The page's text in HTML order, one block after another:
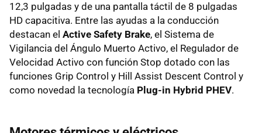
12,3 pulgadas y de una pantalla táctil de 8 pulgadas
HD capacitiva. Entre las ayudas a la conducción
destacan el Active Safety Brake, el Sistema de
Vigilancia del Ángulo Muerto Activo, el Regulador de
Velocidad Activo con función Stop dotado con las
funciones Grip Control y Hill Assist Descent Control y
como novedad la tecnología Plug-in Hybrid PHEV.